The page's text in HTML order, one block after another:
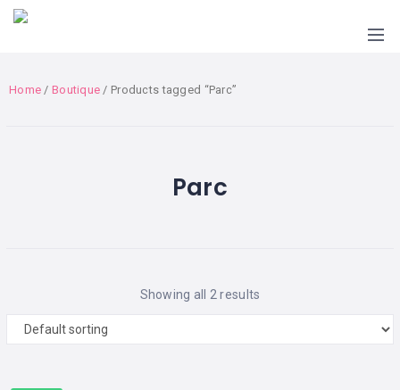
Home / Boutique / Products tagged “Parc”
Parc
Showing all 2 results